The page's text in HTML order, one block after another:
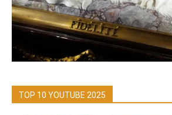
TOP 10 YOUTUBE 2025